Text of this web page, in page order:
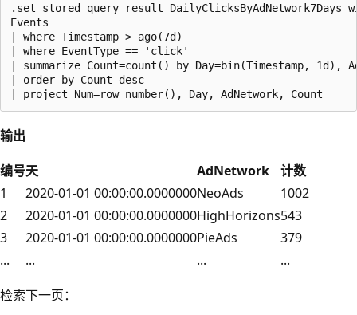
.set stored_query_result DailyClicksByAdNetwork7Days
Events
| where Timestamp > ago(7d)
| where EventType == 'click'
| summarize Count=count() by Day=bin(Timestamp, 1d),
| order by Count desc
输出
编号天 AdNetwork
计数
1
2020-01-01 00:00:00.0000000NeoAds
1002
2
2020-01-01 00:00:00.0000000HighHorizons543
3
2020-01-01 00:00:00.0000000PieAds
379
...
... ...
...
检索下一页：